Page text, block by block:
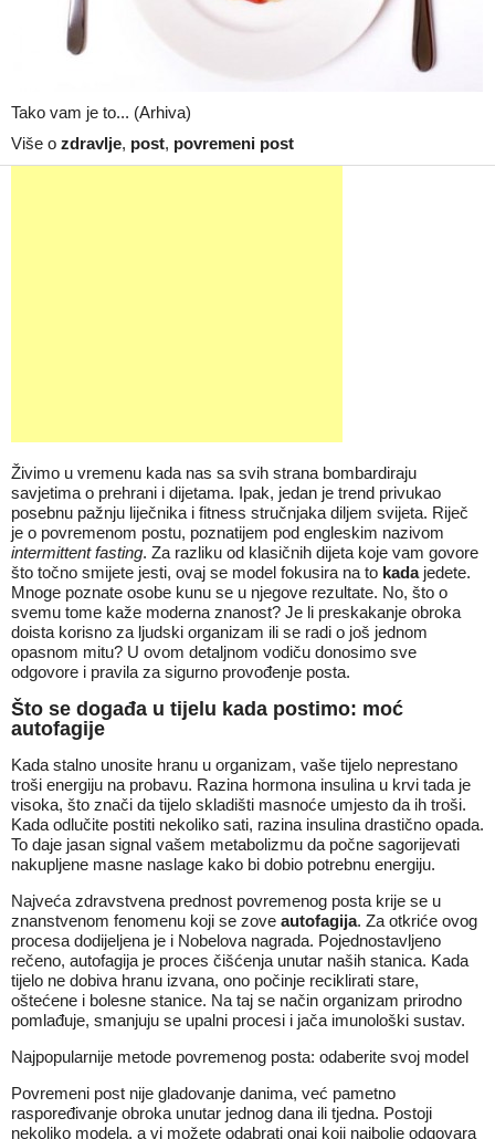
Tako vam je to... (Arhiva)
Više o zdravlje, post, povremeni post
Živimo u vremenu kada nas sa svih strana bombardiraju
savjetima o prehrani i dijetama. Ipak, jedan je trend privukao
posebnu pažnju liječnika i fitness stručnjaka diljem svijeta. Riječ
je o povremenom postu, poznatijem pod engleskim nazivom
intermittent fasting. Za razliku od klasičnih dijeta koje vam govore
što točno smijete jesti, ovaj se model fokusira na to kadajedete.
Mnoge poznate osobe kunu se u njegove rezultate. No, što o
svemu tome kaže moderna znanost? Je li preskakanje obroka
doista korisno za ljudski organizam ili se radi o još jednom
opasnom mitu? U ovom detaljnom vodiču donosimo sve
odgovore i pravila za sigurno provođenje posta.
Što se događa u tijelu kada postimo: moć
autofagije
Kada stalno unosite hranu u organizam, vaše tijelo neprestano
troši energiju na probavu. Razina hormona insulina u krvi tada je
visoka, što znači da tijelo skladišti masnoće umjesto da ih troši.
Kada odlučite postiti nekoliko sati, razina insulina drastično opada.
To daje jasan signal vašem metabolizmu da počne sagorijevati
nakupljene masne naslage kako bi dobio potrebnu energiju.
Najveća zdravstvena prednost povremenog posta krije se u
znanstvenom fenomenu koji se zove autofagija. Za otkriće ovog
procesa dodijeljena je i Nobelova nagrada. Pojednostavljeno
rečeno, autofagija je proces čišćenja unutar naših stanica. Kada
tijelo ne dobiva hranu izvana, ono počinje reciklirati stare,
oštećene i bolesne stanice. Na taj se način organizam prirodno
pomlađuje, smanjuju se upalni procesi i jača imunološki sustav.
Najpopularnije metode povremenog posta: odaberite svoj model
Povremeni post nije gladovanje danima, već pametno
raspoređivanje obroka unutar jednog dana ili tjedna. Postoji
nekoliko modela, a vi možete odabrati onaj koji najbolje odgovara